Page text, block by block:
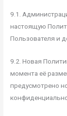
9.1.
настоящую
Пользователя и
9.2. Новая
момента её
предусмотрено